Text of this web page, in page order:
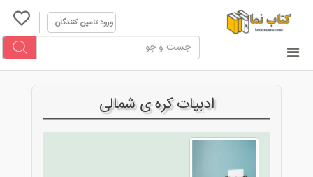
ورود تامین کنندگان
ادبیات کره ی شمالی